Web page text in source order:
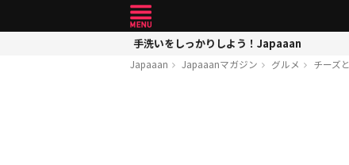
手洗いをしっかりしよう！Japaaan
Japaaan Japaaanマガジン グルメ チーズ